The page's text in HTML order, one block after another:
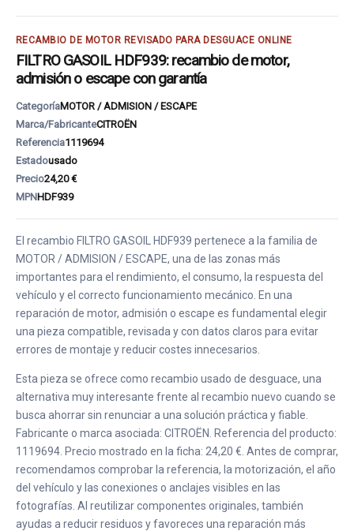
RECAMBIO DE MOTOR REVISADO PARA DESGUACE ONLINE
FILTRO GASOIL HDF939: recambio de motor,
admisión o escape con garantía
CategoríaMOTOR / ADMISION / ESCAPE
Marca/FabricanteCITROËN
Referencia1119694
Estadousado
Precio24,20 €
MPNHDF939
El recambio FILTRO GASOIL HDF939 pertenece a la familia de
MOTOR / ADMISION / ESCAPE, una de las zonas más
importantes para el rendimiento, el consumo, la respuesta del
vehículo y el correcto funcionamiento mecánico. En una
reparación de motor, admisión o escape es fundamental elegir
una pieza compatible, revisada y con datos claros para evitar
errores de montaje y reducir costes innecesarios.
Esta pieza se ofrece como recambio usado de desguace, una
alternativa muy interesante frente al recambio nuevo cuando se
busca ahorrar sin renunciar a una solución práctica y fiable.
Fabricante o marca asociada: CITROËN. Referencia del producto:
1119694. Precio mostrado en la ficha: 24,20 €. Antes de comprar,
recomendamos comprobar la referencia, la motorización, el año
del vehículo y las conexiones o anclajes visibles en las
fotografías. Al reutilizar componentes originales, también
ayudas a reducir residuos y favoreces una reparación más